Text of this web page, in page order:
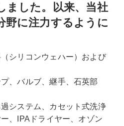
ました。以来、当社
野に注力するように
シリコンウェハー）および
、バルブ、継手、石英部
システム、カセット式洗浄
、IPAドライヤー、オゾン